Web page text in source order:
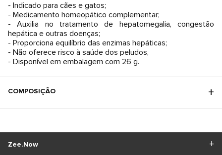
- Indicado para cães e gatos;
- Medicamento homeopático complementar;
- Auxilia no tratamento de hepatomegalia, congestão
hepática e outras doenças;
- Proporciona equilíbrio das enzimas hepáticas;
- Não oferece risco à saúde dos peludos,
- Disponível em embalagem com 26 g.
COMPOSIÇÃO
Zee.Now